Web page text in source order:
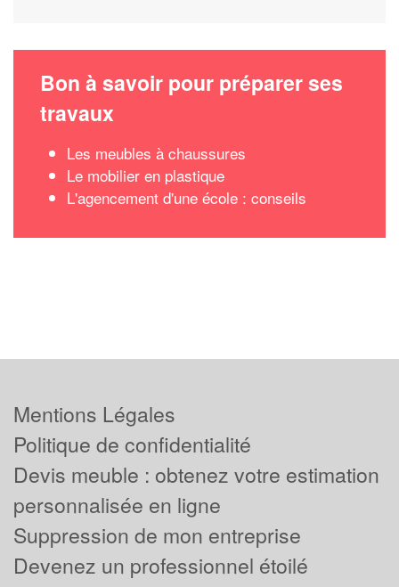
Bon à savoir pour préparer ses
travaux
Les meubles à chaussures
Le mobilier en plastique
L'agencement d'une école : conseils
Mentions Légales
Politique de confidentialité
Devis meuble : obtenez votre estimation
personnalisée en ligne
Suppression de mon entreprise
Devenez un professionnel étoilé